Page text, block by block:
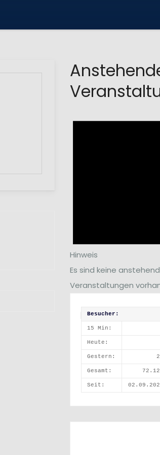
Hinweis
Es sind keine
Veranstaltungen
Besucher:
15 Min:
Heute:
Gestern:
Gesamt:
Seit: